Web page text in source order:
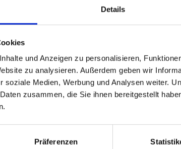
Details
und Anzeigen zu personalisieren,
zu analysieren. Außerdem geben wir
soziale Medien, Werbung und Analysen weiter.
zusammen, die Sie ihnen bereitgestellt
Präferenzen
884 51 60
Universal­schlichtungs­stelle